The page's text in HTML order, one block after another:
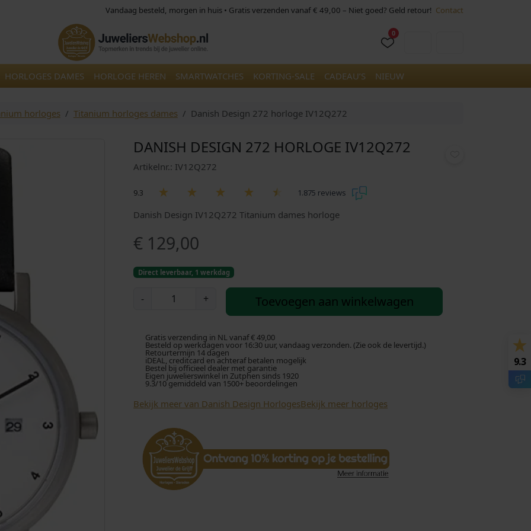
Vandaag besteld, morgen in huis • Gratis verzenden vanaf € 49,00 – Niet goed? Geld retour! Contact
0
HORLOGES DAMES HORLOGE HEREN SMARTWATCHES KORTING-SALE CADEAU’S NIEUW
horloges Titanium horloges dames Danish Design 272 horloge IV12Q272
DANISH DESIGN 272 HORLOGE IV12Q272
Artikelnr.: IV12Q272
9.3 1.875 reviews
Danish Design IV12Q272 Titanium dames horloge
€ 129,00
Direct leverbaar, 1 werkdag
-
i
+ Toevoegen aan winkelwagen
Gratis verzending in NL vanaf € 49,00
Besteld op werkdagen voor 16:30 uur, vandaag verzonden. (Zie ook de levertijd.)
Retourtermijn 14 dagen
iDEAL, creditcard en achteraf betalen mogelijk
Bestel bij officieel dealer met garantie
Eigen juwelierswinkel in Zutphen sinds 1920
9.3/10 gemiddeld van 1500+ beoordelingen
Bekijk meer van Danish Design HorlogesBekijk meer horloges
9.3